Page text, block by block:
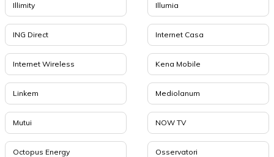
Illimity Illumia
ING Direct Internet Casa
Internet Wireless Kena Mobile
Linkem Mediolanum
Mutui NOW TV
Octopus Energy Osservatori